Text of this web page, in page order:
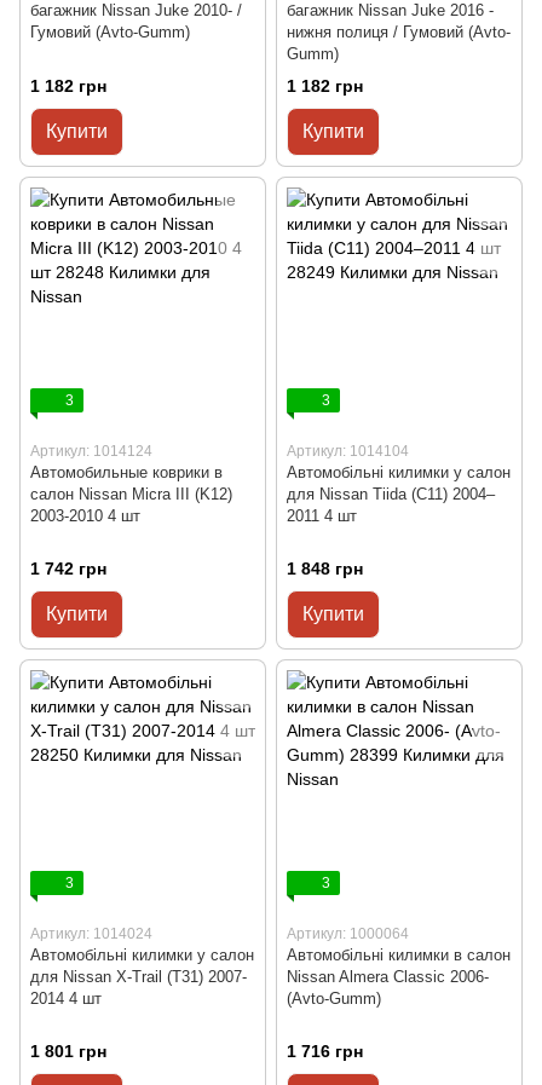
багажник Nissan Juke 2010- /
Гумовий (Avto-Gumm)
1 182 грн
Купити
багажник Nissan Juke 2016 -
нижня полиця / Гумовий (Avto-
Gumm)
1 182 грн
Купити
3
Артикул: 1014124
Автомобильные коврики в
салон Nissan Micra III (K12)
2003-2010 4 шт
1 742 грн
Купити
3
Артикул: 1014104
Автомобільні килимки у салон
для Nissan Tiida (C11) 2004–
2011 4 шт
1 848 грн
Купити
3
Артикул: 1014024
Автомобільні килимки у салон
для Nissan X-Trail (T31) 2007-
2014 4 шт
1 801 грн
3
Артикул: 1000064
Автомобільні килимки в салон
Nissan Almera Classic 2006-
(Avto-Gumm)
1 716 грн